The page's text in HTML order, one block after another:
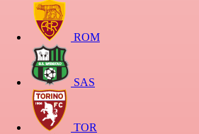
ROM
SAS
TOR